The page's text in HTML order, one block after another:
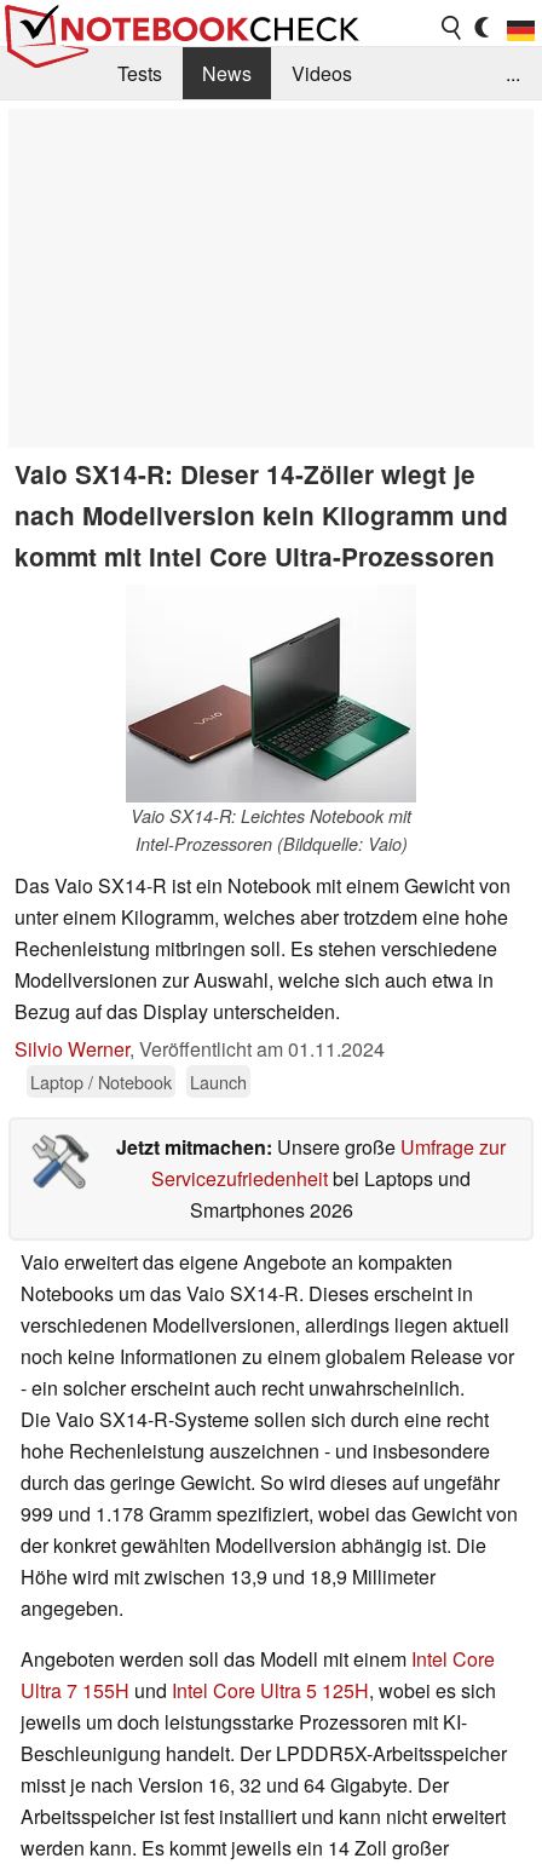
Tests News
Videos
...
Vaio SX14-R: Dieser 14-Zöller wiegt je
nach Modellversion kein Kilogramm und
kommt mit Intel Core Ultra-Prozessoren
Vaio SX14-R: Leichtes Notebook mit
Intel-Prozessoren (Bildquelle: Vaio)
Das Vaio SX14-R ist ein Notebook mit einem Gewicht von
unter einem Kilogramm, welches aber trotzdem eine hohe
Rechenleistung mitbringen soll. Es stehen verschiedene
Modellversionen zur Auswahl, welche sich auch etwa in
Bezug auf das Display unterscheiden.
Silvio Werner, Veröffentlicht am01.11.2024
Laptop / Notebook Launch
Jetzt mitmachen: Unsere große Umfrage zur
Servicezufriedenheitbei Laptops und
Smartphones 2026
Vaio erweitert das eigene Angebote an kompakten
Notebooks um das Vaio SX14-R. Dieses erscheint in
verschiedenen Modellversionen, allerdings liegen aktuell
noch keine Informationen zu einem globalem Release vor
- ein solcher erscheint auch recht unwahrscheinlich.
Die Vaio SX14-R-Systeme sollen sich durch eine recht
hohe Rechenleistung auszeichnen - und insbesondere
durch das geringe Gewicht. So wird dieses auf ungefähr
999 und 1.178 Gramm spezifiziert, wobei das Gewicht von
der konkret gewählten Modellversion abhängig ist. Die
Höhe wird mit zwischen 13,9 und 18,9 Millimeter
angegeben.
Angeboten werden soll das Modell mit einem Intel Core
Ultra 7 155H und Intel Core Ultra 5 125H, wobei es sich
jeweils um doch leistungsstarke Prozessoren mit KI-
Beschleunigung handelt. Der LPDDR5X-Arbeitsspeicher
misst je nach Version 16, 32 und 64 Gigabyte. Der
Arbeitsspeicher ist fest installiert und kann nicht erweitert
werden kann. Es kommt jeweils ein 14 Zoll großer